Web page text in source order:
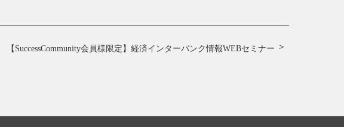
【SuccessCommunity会員様限定】 経済インターバンク情報WEBセミナー